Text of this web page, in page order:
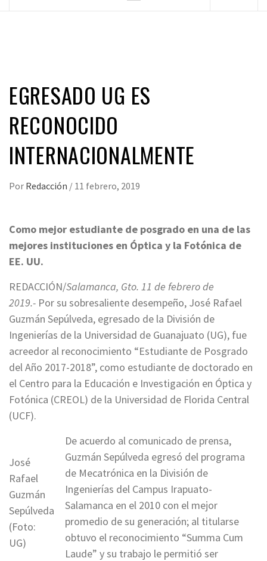
EGRESADO UG ES
RECONOCIDO
INTERNACIONALMENTE
Por Redacción / 11 febrero, 2019
Como mejor estudiante de posgrado en una de las
mejores instituciones en Óptica y la Fotónica de
EE. UU.
REDACCIÓN/Salamanca, Gto. 11 de febrero de
2019.- Por su sobresaliente desempeño, José Rafael
Guzmán Sepúlveda, egresado de la División de
Ingenierías de la Universidad de Guanajuato (UG), fue
acreedor al reconocimiento “Estudiante de Posgrado
del Año 2017-2018”, como estudiante de doctorado en
el Centro para la Educación e Investigación en Óptica y
Fotónica (CREOL) de la Universidad de Florida Central
(UCF).
José
Rafael
Guzmán
Sepúlveda
(Foto:
UG)
De acuerdo al comunicado de prensa,
Guzmán Sepúlveda egresó del programa
de Mecatrónica en la División de
Ingenierías del Campus Irapuato-
Salamanca en el 2010 con el mejor
promedio de su generación; al titularse
obtuvo el reconocimiento “Summa Cum
Laude” y su trabajo le permitió ser